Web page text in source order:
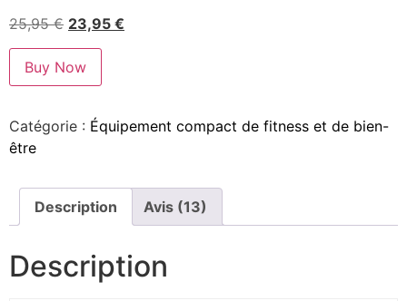
25,95€ 23,95 €
Buy Now
Catégorie : Équipement compact de fitness et de bien-
être
Description Avis (13)
Description